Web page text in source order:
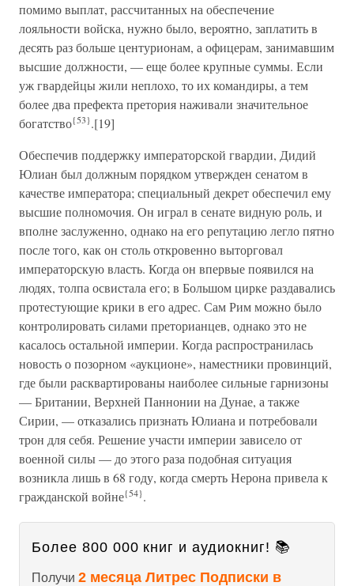
помимо выплат, рассчитанных на обеспечение
лояльности войска, нужно было, вероятно, заплатить в
десять раз больше центурионам, а офицерам, занимавшим
высшие должности, — еще более крупные суммы. Если
уж гвардейцы жили неплохо, то их командиры, а тем
более два префекта претория наживали значительное
богатство{53}.[19]
Обеспечив поддержку императорской гвардии, Дидий
Юлиан был должным порядком утвержден сенатом в
качестве императора; специальный декрет обеспечил ему
высшие полномочия. Он играл в сенате видную роль, и
вполне заслуженно, однако на его репутацию легло пятно
после того, как он столь откровенно выторговал
императорскую власть. Когда он впервые появился на
людях, толпа освистала его; в Большом цирке раздавались
протестующие крики в его адрес. Сам Рим можно было
контролировать силами преторианцев, однако это не
касалось остальной империи. Когда распространилась
новость о позорном «аукционе», наместники провинций,
где были расквартированы наиболее сильные гарнизоны
— Британии, Верхней Паннонии на Дунае, а также
Сирии, — отказались признать Юлиана и потребовали
трон для себя. Решение участи империи зависело от
военной силы — до этого раза подобная ситуация
возникла лишь в 68 году, когда смерть Нерона привела к
гражданской войне{54}.
Более 800 000 книг и аудиокниг! 📚
Получи 2 месяца Литрес Подписки в